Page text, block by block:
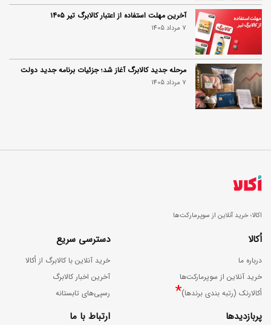
آخرین مهلت استفاده از اعتبار کالابرگ تیر ۱۴۰۵
7 مرداد 1405
مرحله جدید کالابرگ آغاز شد؛ جزئیات برنامه جدید دولت
7 مرداد 1405
اکالا؛ خرید آنلاین از سوپرمارکت‌ها
اُکالا
درباره ما
خرید آنلاین از سوپرمارکت‌ها
اُکالارنک (رتبه بندی برندها)*
دسترسی سریع
خرید آنلاین با کالابرگ از اُکالا
آخرین اخبار کالابرگ
رسپی‌های تابستانه
پربازدیدها ارتباط با ما